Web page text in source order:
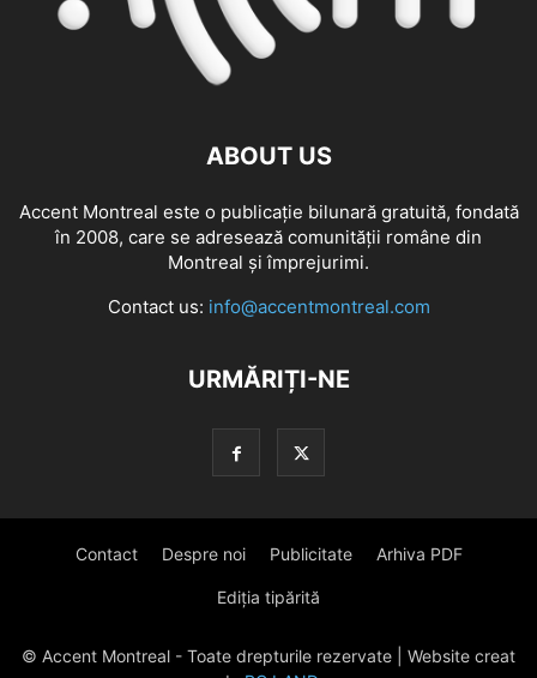
ABOUT US
Accent Montreal este o publicație bilunară gratuită, fondată
în 2008, care se adresează comunităţii române din
Montreal şi împrejurimi.
Contact us: info@accentmontreal.com
URMĂRIȚI-NE
Contact Despre noi Publicitate Arhiva PDF
Ediția tipărită
© Accent Montreal - Toate drepturile rezervate | Website creat